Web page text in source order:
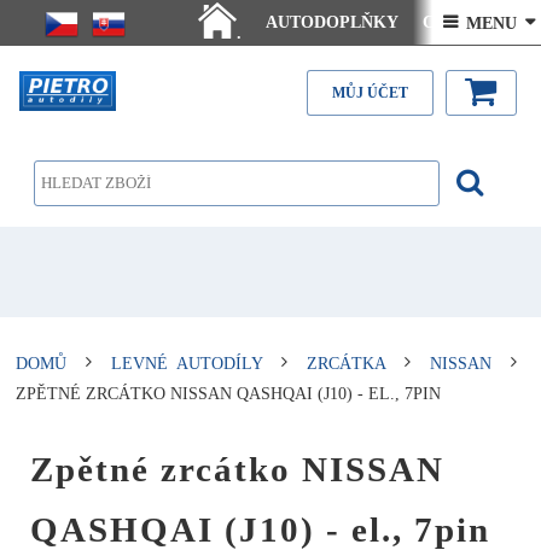
.
AUTODOPLŇKY Ceny doručení
Články - návody Kontakt
 MENU 
MŮJ ÚČET
DOMŮ LEVNÉ AUTODÍLY ZRCÁTKA
NISSAN
ZPĚTNÉ ZRCÁTKO NISSAN QASHQAI (J10) - EL., 7PIN
Zpětné zrcátko NISSAN
QASHQAI (J10) - el., 7pin